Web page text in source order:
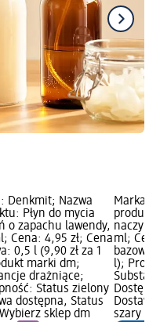
Denkmit; Nazwa
Płyn do mycia
o zapachu lawendy,
Cena: 4,95 zł; Cena
0,5 l (9,90 zł za 1
marki dm;
drażniące;
Status zielony
dostępna, Status
sklep dm
Marka:
naczyń
ml;
bazowa:
l);
szary